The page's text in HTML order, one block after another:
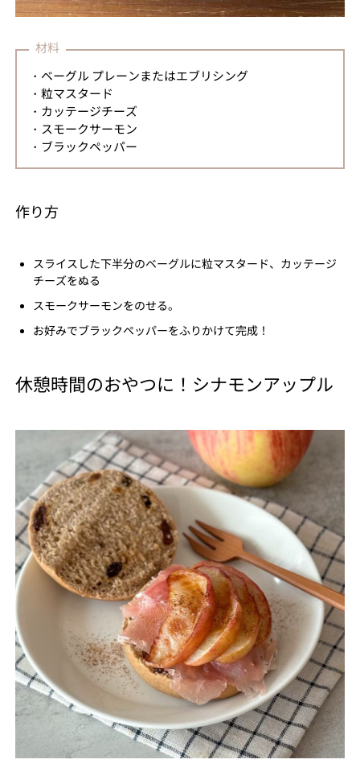
材料
・ベーグル プレーンまたはエブリシング
・粒マスタード
・カッテージチーズ
・スモークサーモン
・ブラックペッパー
作り方
スライスした下半分のベーグルに粒マスタード、カッテージ
チーズをぬる
スモークサーモンをのせる。
お好みでブラックペッパーをふりかけて完成！
休憩時間のおやつに！シナモンアップル